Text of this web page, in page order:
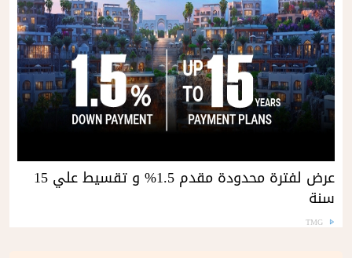
عرض لفترة محدودة مقدم 1.5% و تقسيط علي 15
سنة
TMG